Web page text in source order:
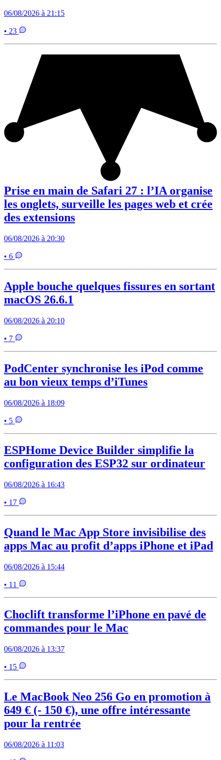
06/08/2026 à 21:15
• 23
Prise en main de Safari 27 : l’IA organise
les onglets, surveille les pages web et crée
des extensions
06/08/2026 à 20:30
• 6
Apple bouche quelques fissures en sortant
macOS 26.6.1
06/08/2026 à 20:10
• 7
PodCenter synchronise les iPod comme
au bon vieux temps d’iTunes
06/08/2026 à 18:09
• 5
ESPHome Device Builder simplifie la
configuration des ESP32 sur ordinateur
06/08/2026 à 16:43
• 17
Quand le Mac App Store invisibilise des
apps Mac au profit d’apps iPhone et iPad
06/08/2026 à 15:44
• 11
Choclift transforme l’iPhone en pavé de
commandes pour le Mac
06/08/2026 à 13:37
• 15
Le MacBook Neo 256 Go en promotion à
649 € (- 150 €), une offre intéressante
pour la rentrée
06/08/2026 à 11:03